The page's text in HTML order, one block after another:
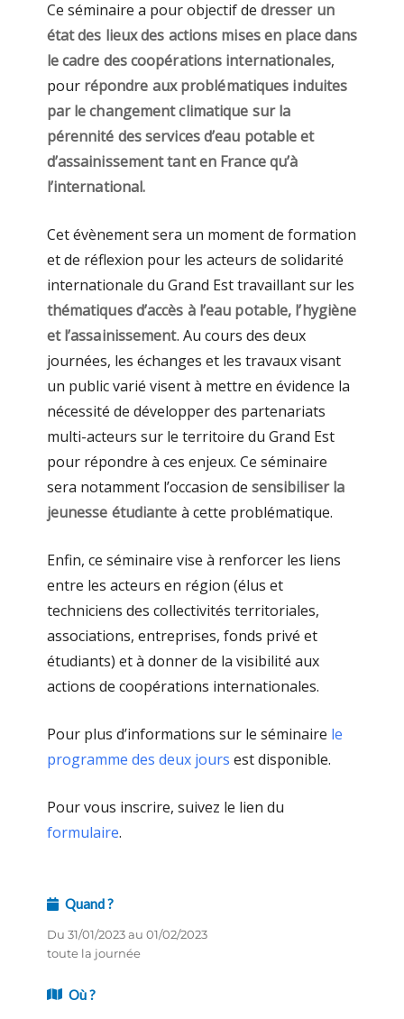
Ce séminaire a pour objectif de dresser un
état des lieux des actions mises en place dans
le cadre des coopérations internationales,
pour répondre aux problématiques induites
par le changement climatique sur la
pérennité des services d’eau potable et
d’assainissement tant en France qu’à
l’international.
Cet évènement sera un moment de formation
et de réflexion pour les acteurs de solidarité
internationale du Grand Est travaillant sur les
thématiques d’accès à l’eau potable, l’hygiène
et l’assainissement. Au cours des deux
journées, les échanges et les travaux visant
un public varié visent à mettre en évidence la
nécessité de développer des partenariats
multi-acteurs sur le territoire du Grand Est
pour répondre à ces enjeux. Ce séminaire
sera notamment l’occasion de sensibiliser la
jeunesse étudiante à cette problématique.
Enfin, ce séminaire vise à renforcer les liens
entre les acteurs en région (élus et
techniciens des collectivités territoriales,
associations, entreprises, fonds privé et
étudiants) et à donner de la visibilité aux
actions de coopérations internationales.
Pour plus d’informations sur le séminaire le
programme des deux jours est disponible.
Pour vous inscrire, suivez le lien du
formulaire.
Quand ?
Du 31/01/2023 au 01/02/2023
toute la journée
Où ?